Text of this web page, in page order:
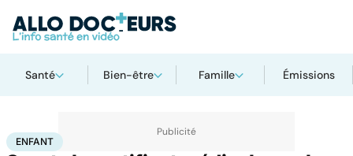
Santé Bien-être Famille Émissions
AccueilBien-être Enfant
ENFANT